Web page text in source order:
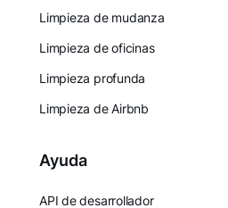
Limpieza de mudanza
Limpieza de oficinas
Limpieza profunda
Limpieza de Airbnb
Ayuda
API de desarrollador